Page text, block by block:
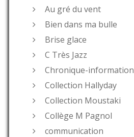
Au gré du vent
Bien dans ma bulle
Brise glace
C Très Jazz
Chronique-information
Collection Hallyday
Collection Moustaki
Collège M Pagnol
communication